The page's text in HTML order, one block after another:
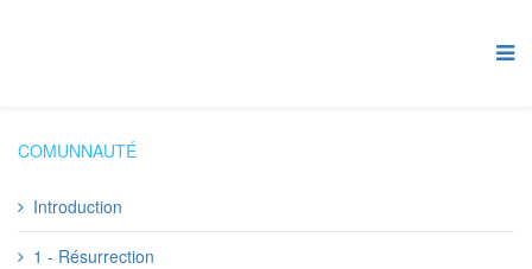
COMUNNAUTÉ
Introduction
1 - Résurrection